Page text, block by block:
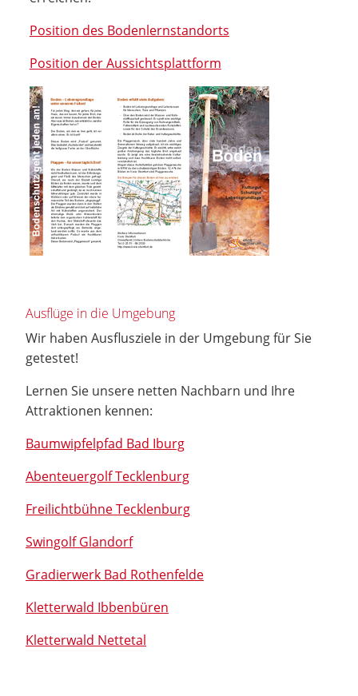
Position des Bodenlernstandorts
Position der Aussichtsplattform
Ausflüge in die Umgebung
Wir haben Ausflusziele in der Umgebung für Sie
getestet!
Lernen Sie unsere netten Nachbarn und Ihre
Attraktionen kennen:
Baumwipfelpfad Bad Iburg
Abenteuergolf Tecklenburg
Freilichtbühne Tecklenburg
Swingolf Glandorf
Gradierwerk Bad Rothenfelde
Kletterwald Ibbenbüren
Kletterwald Nettetal